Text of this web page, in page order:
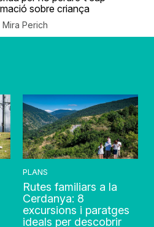
sobre criança
Mira Perich
PLANS
Rutes familiars a la
Cerdanya: 8
excursions i paratges
ideals per descobrir